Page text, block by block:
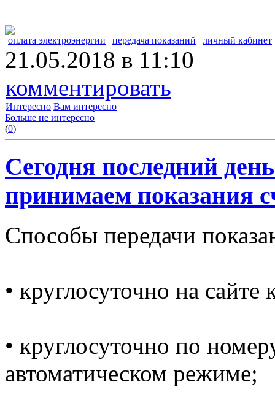
оплата электроэнергии | передача показаний | личный кабинет
21.05.2018 в 11:10
комментировать
Интересно Вам интересно
Больше не интересно
(0)
Сегодня последний
принимаем показания
Способы передачи
• круглосуточно на
• круглосуточно по
автоматическом режиме;